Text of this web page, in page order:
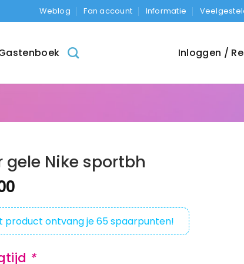
Weblog Fan account Informatie
Inloggen /
gele Nike sportbh
product ontvang je65spaarpunten!
*